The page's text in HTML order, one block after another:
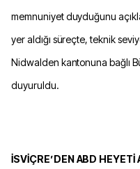
memnuniyet duyduğunu
yer aldığı süreçte, teknik
Nidwalden kantonuna bağlı
duyuruldu.
İSVİÇRE’DEN ABD HEYETİ